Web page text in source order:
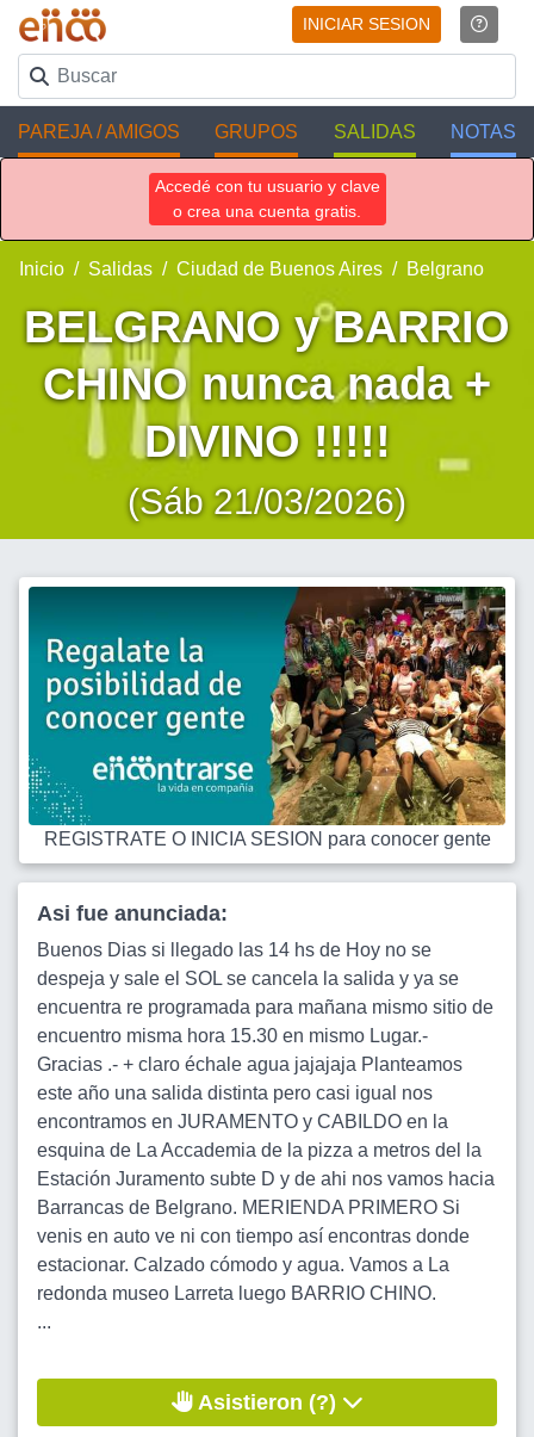
INICIAR SESION
PAREJA / AMIGOS GRUPOS SALIDAS NOTAS
Accedé con tu usuario y clave
o crea una cuenta gratis.
Inicio Salidas Ciudad de Buenos Aires Belgrano
BELGRANO y BARRIO
CHINO nunca nada +
DIVINO !!!!!
(Sáb 21/03/2026)
REGISTRATE O INICIA SESION para conocer gente
Asi fue anunciada:
Buenos Dias si llegado las 14 hs de Hoy no se
despeja y sale el SOL se cancela la salida y ya se
encuentra re programada para mañana mismo sitio de
encuentro misma hora 15.30 en mismo Lugar.-
Gracias .- + claro échale agua jajajaja Planteamos
este año una salida distinta pero casi igual nos
encontramos en JURAMENTO y CABILDO en la
esquina de La Accademia de la pizza a metros del la
Estación Juramento subte D y de ahi nos vamos hacia
Barrancas de Belgrano. MERIENDA PRIMERO Si
venis en auto ve ni con tiempo así encontras donde
estacionar. Calzado cómodo y agua. Vamos a La
redonda museo Larreta luego BARRIO CHINO.
...
Asistieron (?)